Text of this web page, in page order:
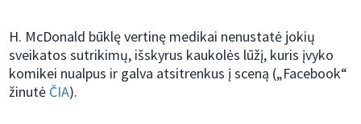
H. McDonald būklę vertinę medikai nenustatė jokių
sveikatos sutrikimų, išskyrus kaukolės lūžį, kuris įvyko
komikei nualpus ir galva atsitrenkus į sceną („Facebook“
žinutė ČIA).